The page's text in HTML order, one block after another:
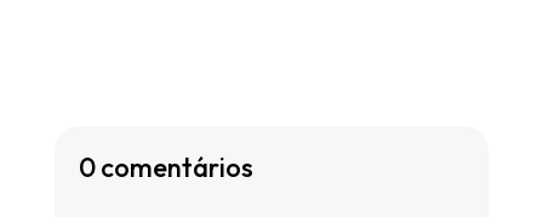
0 comentários